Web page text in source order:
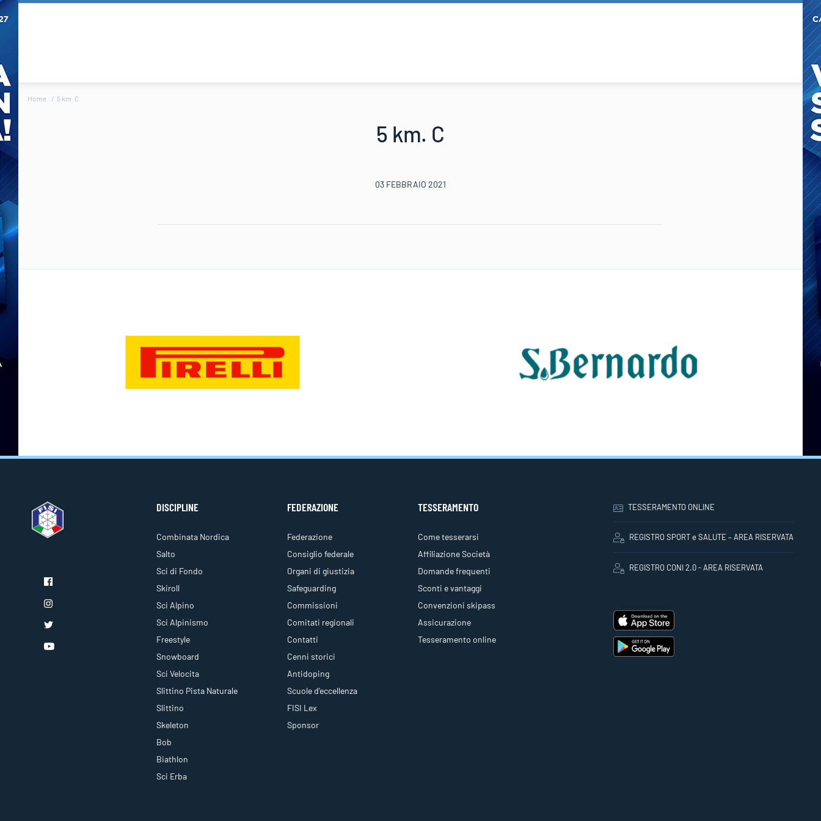
Home 5 km. C
5 km. C
03 FEBBRAIO 2021
DISCIPLINE
Combinata Nordica
Salto
Sci di Fondo
Skiroll
Sci Alpino
Sci Alpinismo
Freestyle
Snowboard
Sci Velocita
Slittino Pista Naturale
Slittino
Skeleton
Bob
Biathlon
Sci Erba
FEDERAZIONE
Federazione
Consiglio federale
Organi di giustizia
Safeguarding
Commissioni
Comitati regionali
Contatti
Cenni storici
Antidoping
Scuole d'eccellenza
FISI Lex
Sponsor
TESSERAMENTO
Come tesserarsi
Affiliazione Società
Domande frequenti
Sconti e vantaggi
Convenzioni skipass
Assicurazione
Tesseramento online
TESSERAMENTO ONLINE
REGISTRO SPORT e SALUTE – AREA RISERVATA
REGISTRO CONI 2.0 - AREA RISERVATA